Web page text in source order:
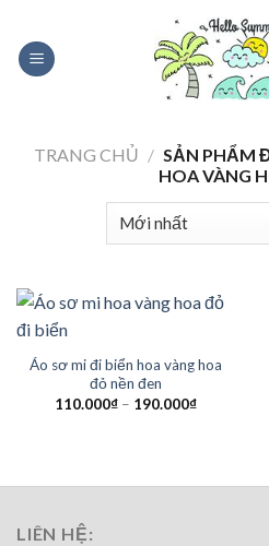
content
TRANG CHỦ / SẢN PHẨM
HOA VÀNG
Áo sơ mi đi biển hoa vàng hoa
đỏ nền đen
110.000₫– 190.000₫
LIÊN HỆ: